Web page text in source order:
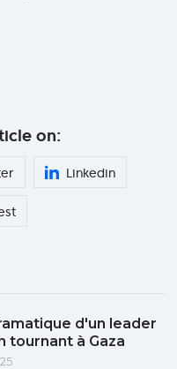
on:
Linkedin
d'un leader
tournant à Gaza